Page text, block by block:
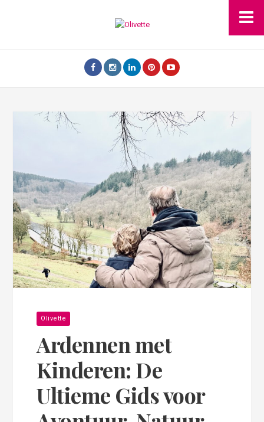
Olivette
Ardennen met
Kinderen: De
Ultieme Gids voor